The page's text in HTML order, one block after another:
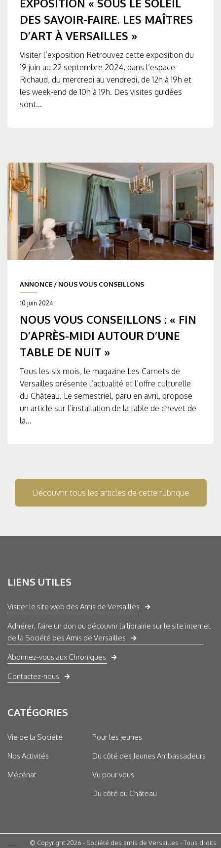
EXPOSITION « SOUS LE SOLEIL
DES SAVOIR-FAIRE. LES MAÎTRES
D’ART À VERSAILLES »
Visiter l’exposition Retrouvez cette exposition du
19 juin au 22 septembre 2024, dans l’espace
Richaud, du mercredi au vendredi, de 12h à 19h et
les week-end de 10h à 19h. Des visites guidées
sont...
ANNONCE / NOUS VOUS CONSEILLONS
10 juin 2024
NOUS VOUS CONSEILLONS : « FIN
D’APRÈS-MIDI AUTOUR D’UNE
TABLE DE NUIT »
Tous les six mois, le magazine Les Carnets de
Versailles présente l’actualité et l’offre culturelle
du Château. Le semestriel, paru en avril, propose
un article sur l’installation de la table de chevet de
la...
Découvrir tous les articles de cette rubrique
LIENS UTILES
Visiter le site web des Amis de Versailles
Adhérer, faire un don ou découvrir la librairie sur le site internet
de la Société des Amis de Versailles
Abonnez-vous aux Chroniques
Contactez-nous
CATÉGORIES
Vie de la Société
Nos Activités
Mécénat
Pour les jeunes
Du côté des Jeunes Ambassadeurs
Vu pour vous
Du côté du Château
© Copyright 2026 - Société des amis de Versailles - Tous droits